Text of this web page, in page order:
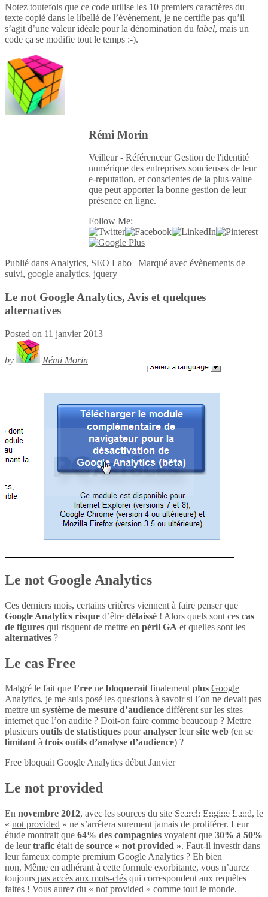
Notez toutefois que ce code utilise les 10 premiers caractères du
texte copié dans le libellé de l’évènement, je ne certifie pas qu’il
s’agit d’une valeur idéale pour la dénomination du label, mais un
code ça se modifie tout le temps :-).
Rémi Morin
Veilleur - Référenceur Gestion de l'identité
numérique des entreprises soucieuses de leur
e-reputation, et conscientes de la plus-value
que peut apporter la bonne gestion de leur
présence en ligne.
Follow Me:
Publié dans Analytics, SEO Labo | Marqué avec évènements de
suivi, google analytics, jquery
Le not Google Analytics, Avis et quelques
alternatives
Posted on 11 janvier 2013
by Rémi Morin
Le not Google Analytics
Ces derniers mois, certains critères viennent à faire penser que
Google Analytics risque d’être délaissé ! Alors quels sont ces cas
de figures qui risquent de mettre en péril GA et quelles sont les
alternatives ?
Le cas Free
Malgré le fait que Free ne bloqueraitfinalementplus Google
Analytics, je me suis posé les questions à savoir si l’on ne devait pas
mettre un système de mesure d’audience différent sur les sites
internet que l’on audite ? Doit-on faire comme beaucoup ? Mettre
plusieurs outils de statistiques pouranalyser leursite web (en se
limitantà trois outils d’analyse d’audience) ?
Free bloquait Google Analytics début Janvier
Le not provided
En novembre 2012, avec les sources du site Search Engine Land, le
« not provided » ne s’arrêtera surement jamais de proliférer. Leur
étude montrait que 64% des compagnies voyaient que 30% à 50%
de leurtrafic était de source « not provided ». Faut-il investir dans
leur fameux compte premium Google Analytics ? Eh bien
non, Même en adhérant à cette formule exorbitante, vous n’aurez
toujours pas accès aux mots-clés qui correspondent aux requêtes
faites ! Vous aurez du « not provided » comme tout le monde.